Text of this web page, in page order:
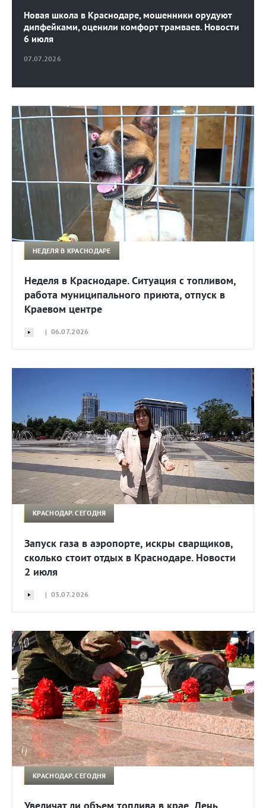
07.07.2026
Новая школа в Краснодаре, мошенники орудуют
дипфейками, оценили комфорт трамваев. Новости
6 июля
НЕДЕЛЯ В КРАСНОДАРЕ
Неделя в Краснодаре. Ситуация с топливом,
работа муниципального приюта, отпуск в
Краевом центре
| 06.07.2026
КРАСНОДАР. СЕГОДНЯ
Запуск газа в аэропорте, искры сварщиков,
сколько стоит отдых в Краснодаре. Новости
2 июля
| 03.07.2026
КРАСНОДАР. СЕГОДНЯ